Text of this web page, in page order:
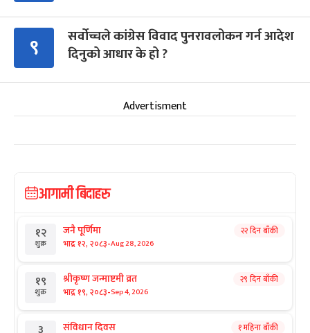
९
सर्वोच्चले कांग्रेस विवाद पुनरावलोकन गर्न आदेश
दिनुको आधार के हो ?
Advertisment
आगामी बिदाहरु
१२
शुक्र
जनै पूर्णिमा
भाद्र १२, २०८३-Aug 28, 2026
२२ दिन बाँकी
१९
शुक्र
श्रीकृष्ण जन्माष्टमी व्रत
भाद्र १९, २०८३-Sep 4, 2026
२९ दिन बाँकी
संविधान दिवस १ महिना बाँकी